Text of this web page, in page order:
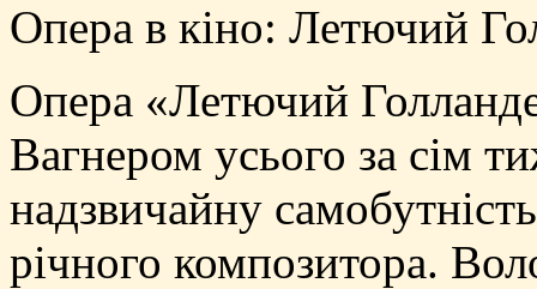
Опера в кіно: Летючий
Опера «Летючий
Вагнером усього за сім
надзвичайну
річного композитора.